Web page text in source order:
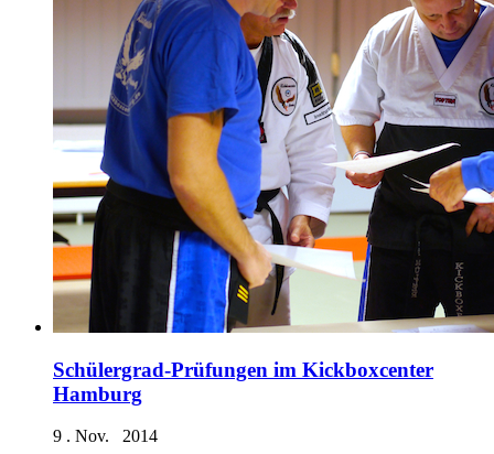
Schülergrad-Prüfungen im Kickboxcenter
Hamburg
9 . Nov. 2014